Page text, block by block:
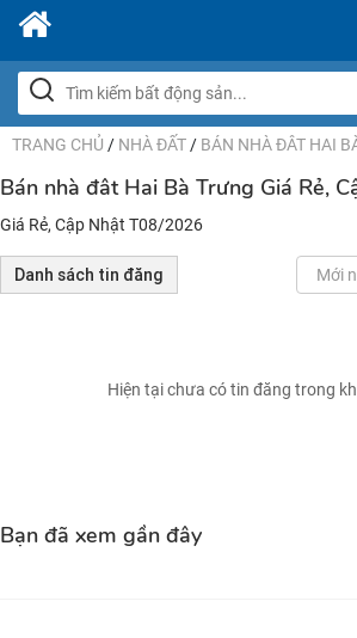
TRANG CHỦ / NHÀ ĐẤT / BÁN NHÀ ĐÂT HAI
Bán nhà đât Hai Bà Trưng Giá Rẻ,
Giá Rẻ, Cập Nhật T08/2026
Danh sách tin đăng Mới
Hiện tại chưa có tin đăng trong
Bạn đã xem gần đây